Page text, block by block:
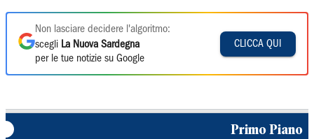
Non lasciare decidere l'algoritmo:
scegli La Nuova Sardegna
per le tue notizie su Google
CLICCA QUI
Primo Piano